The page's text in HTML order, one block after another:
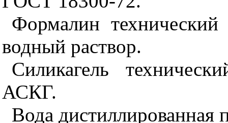
Формалин
водный раствор.
Силикагель
АСКГ.
Вода дистиллированная